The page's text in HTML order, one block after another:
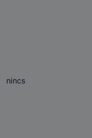
nincs